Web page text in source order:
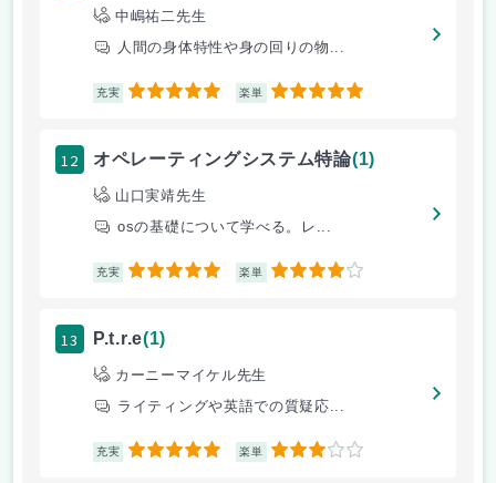
中嶋祐二先生
人間の身体特性や身の回りの物...
充実 5 楽単 5
12 オペレーティングシステム特論(1)
山口実靖先生
osの基礎について学べる。レ...
充実 5 楽単 4
13 P.t.r.e(1)
カーニーマイケル先生
ライティングや英語での質疑応...
充実 5 楽単 3